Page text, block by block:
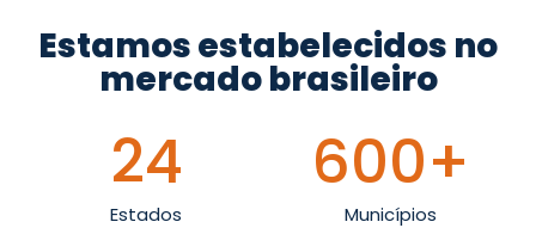
Estamos estabelecidos no
mercado brasileiro
Estados
24
Municípios
600+